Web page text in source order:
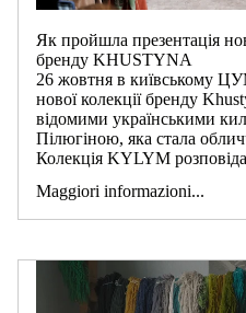
Як пройшла презентація
бренду KHUSTYNA
26 жовтня в київському
нової колекції бренду
відомими українськими
Пілюгіною, яка стала
Колекція KYLYM
Maggiori informazioni...